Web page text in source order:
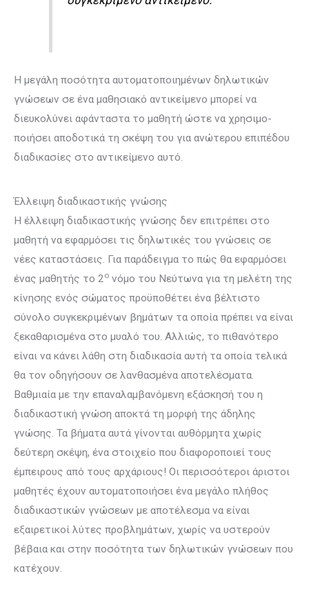
Η μεγάλη ποσότητα αυτοματοποιημένων δηλωτικών
γνώσεων σε ένα μαθησιακό αντικείμενο μπορεί να
διευκολύνει αφάνταστα το μαθητή ώστε να χρη­σιμο­
ποιήσει αποδοτικά τη σκέψη του για ανώτερου επιπέδου
διαδικασίες στο αντικείμενο αυτό.
Έλλειψη διαδικαστικής γνώσης
Η έλλειψη διαδικαστικής γνώσης δεν επιτρέπει στο
μαθητή να εφαρμόσει τις δηλωτικές του γνώσεις σε
νέες καταστάσεις. Για παράδειγμα το πώς θα εφαρμόσει
ένας μαθητής το 2ο νόμο του Νεύτωνα για τη μελέτη της
κίνησης ενός σώματος προϋποθέτει ένα βέλτιστο
σύνολο συγκεκριμένων βημάτων τα οποία πρέπει να είναι
ξεκαθαρισμένα στο μυαλό του. Αλλιώς, το πιθανότερο
είναι να κάνει λάθη στη διαδικασία αυτή τα οποία τελικά
θα τον οδηγήσουν σε λανθασμένα αποτελέσματα.
Βαθμιαία με την επαναλαμβανόμενη εξάσκησή του η
διαδικαστική γνώση αποκτά τη μορφή της άδηλης
γνώσης. Τα βήματα αυτά γίνονται αυθόρμητα χωρίς
δεύτερη σκέψη, ένα στοιχείο που διαφοροποιεί τους
έμπειρους από τους αρχάριους! Οι περισσότεροι άριστοι
μαθητές έχουν αυτοματοποιήσει ένα μεγάλο πλήθος
διαδικαστικών γνώσεων με αποτέλεσμα να είναι
εξαιρετικοί λύτες προβλημάτων, χωρίς να υστερούν
βέβαια και στην ποσότητα των δηλωτικών γνώσεων που
κατέχουν.